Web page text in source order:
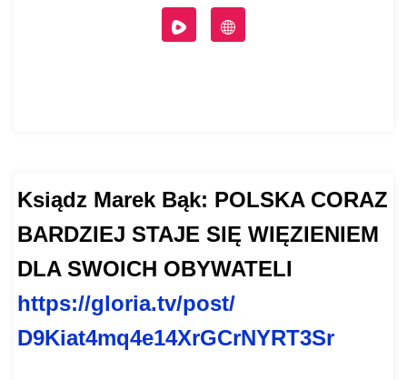
Ksiądz Marek Bąk: POLSKA CORAZ
BARDZIEJ STAJE SIĘ WIĘZIENIEM
DLA SWOICH OBYWATELI
https://gloria.tv/post/
D9Kiat4mq4e14XrGCrNYRT3Sr